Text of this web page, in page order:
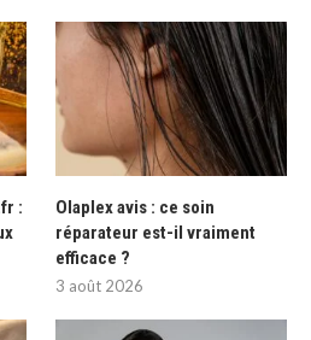
:
Olaplex avis : ce soin
réparateur est-il vraiment
efficace ?
3 août 2026